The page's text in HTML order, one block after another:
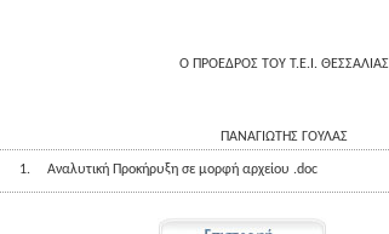
Ο ΠΡΟΕΔΡΟΣ ΤΟΥ Τ.Ε.Ι. ΘΕΣΣΑΛΙΑΣ
ΠΑΝΑΓΙΩΤΗΣ ΓΟΥΛΑΣ
1. Αναλυτική Προκήρυξη σε μορφή αρχείου .doc